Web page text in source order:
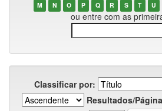
M
N O P Q R S T U
ou entre com as
Classificar por:
Resultados/Página